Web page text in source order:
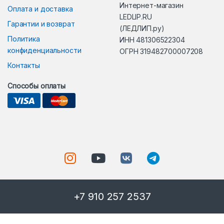
Оплата и доставка
Гарантии и возврат
Политика
конфиденциальности
Контакты
Интернет-магазин
LEDLIP.RU
(ЛЕДЛИП.ру)
ИНН 481306522304
ОГРН 319482700007208
Способы оплаты
+7 910 257 2537